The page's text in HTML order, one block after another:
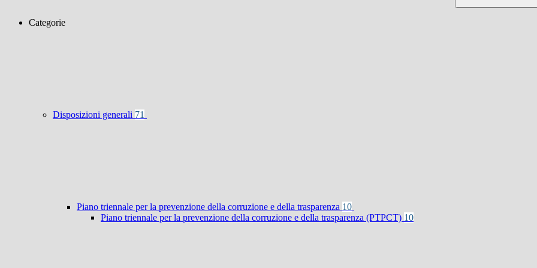
Categorie
Disposizioni generali 71
Piano triennale per la prevenzione della corruzione e della trasparenza 10
Piano triennale per la prevenzione della corruzione e della trasparenza (PTPCT) 10